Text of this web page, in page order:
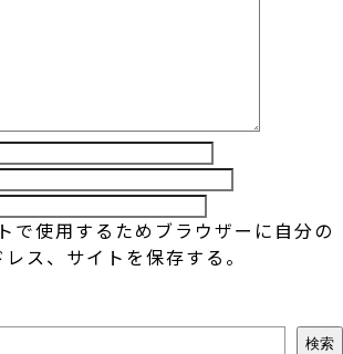
で使用するためブラウザーに自分の
ス、サイトを保存する。
検索